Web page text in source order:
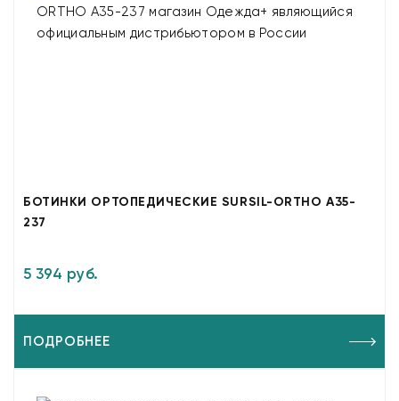
БОТИНКИ ОРТОПЕДИЧЕСКИЕ SURSIL-ORTHO A35-
237
5 394 руб.
ПОДРОБНЕЕ